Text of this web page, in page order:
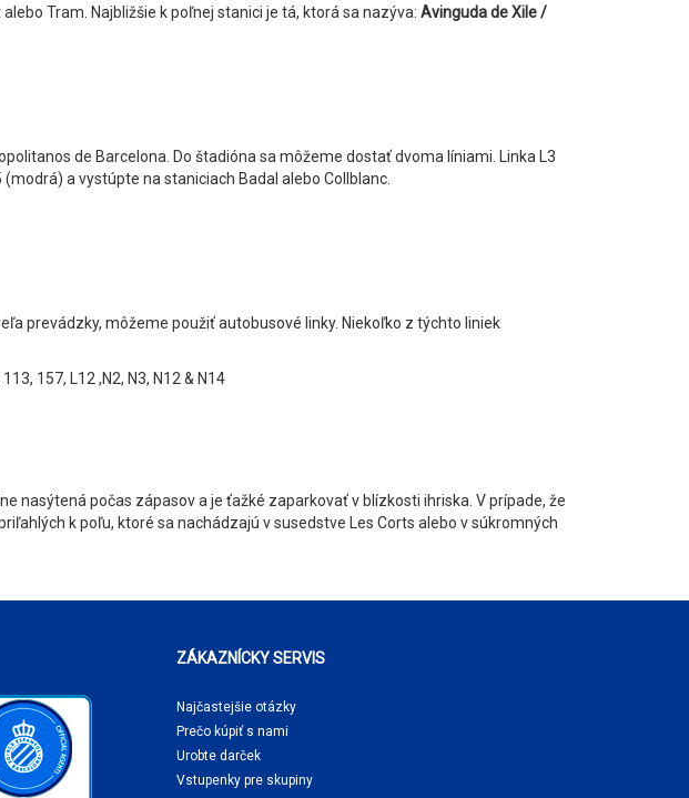
Tram. Najbližšie k poľnej stanici je tá, ktorá sa nazýva: Avinguda de Xile /
de Barcelona. Do štadióna sa môžeme dostať dvoma líniami. Linka L3
a vystúpte na staniciach Badal alebo Collblanc.
prevádzky, môžeme použiť autobusové linky. Niekoľko z týchto liniek
157, L12 ,N2, N3, N12 & N14
nasýtená počas zápasov a je ťažké zaparkovať v blízkosti ihriska. V prípade, že
k poľu, ktoré sa nachádzajú v susedstve Les Corts alebo v súkromných
ZÁKAZNÍCKY SERVIS
Najčastejšie otázky
Prečo kúpiť s nami
Urobte darček
Vstupenky pre skupiny